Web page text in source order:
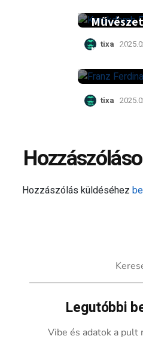
tixa
Völgyében
mutatja
tixa
Hozzászólás küldéséhez
Legutóbbi
Vibe és adatok a pult